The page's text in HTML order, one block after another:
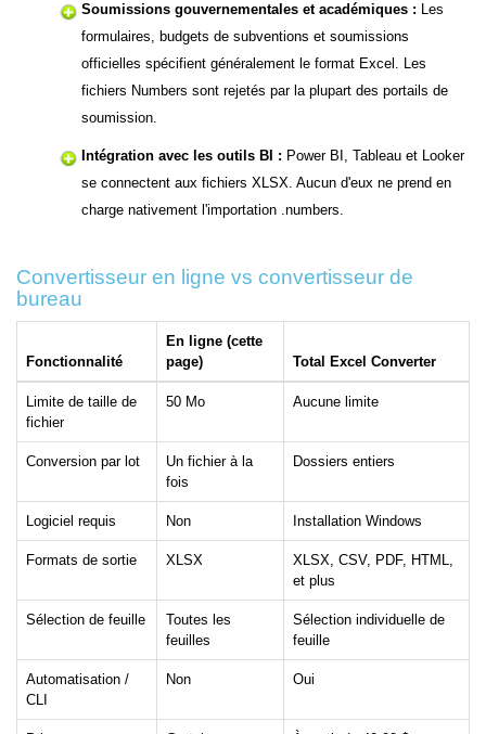
Soumissions gouvernementales et académiques : Les
formulaires, budgets de subventions et soumissions
officielles spécifient généralement le format Excel. Les
fichiers Numbers sont rejetés par la plupart des portails de
soumission.
Intégration avec les outils BI : Power BI, Tableau et Looker
se connectent aux fichiers XLSX. Aucun d'eux ne prend en
charge nativement l'importation .numbers.
Convertisseur en ligne vs convertisseur de
bureau
Fonctionnalité
En ligne (cette
page)
Total Excel Converter
Limite de taille de
fichier
50 Mo Aucune limite
Conversion par lot
Un fichier à la
fois
Dossiers entiers
Logiciel requis Non Installation Windows
Formats de sortie XLSX
XLSX, CSV, PDF, HTML,
et plus
Sélection de feuille
Toutes les
feuilles
Sélection individuelle de
feuille
Automatisation /
CLI
Non Oui